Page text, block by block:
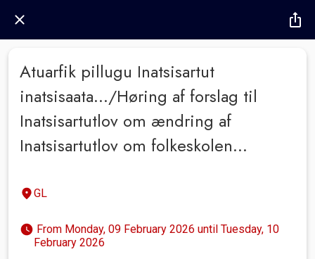
Atuarfik pillugu Inatsisartut
inatsisaata.../Høring af forslag til
Inatsisartutlov om ændring af
Inatsisartutlov om folkeskolen...
GL
February 2026